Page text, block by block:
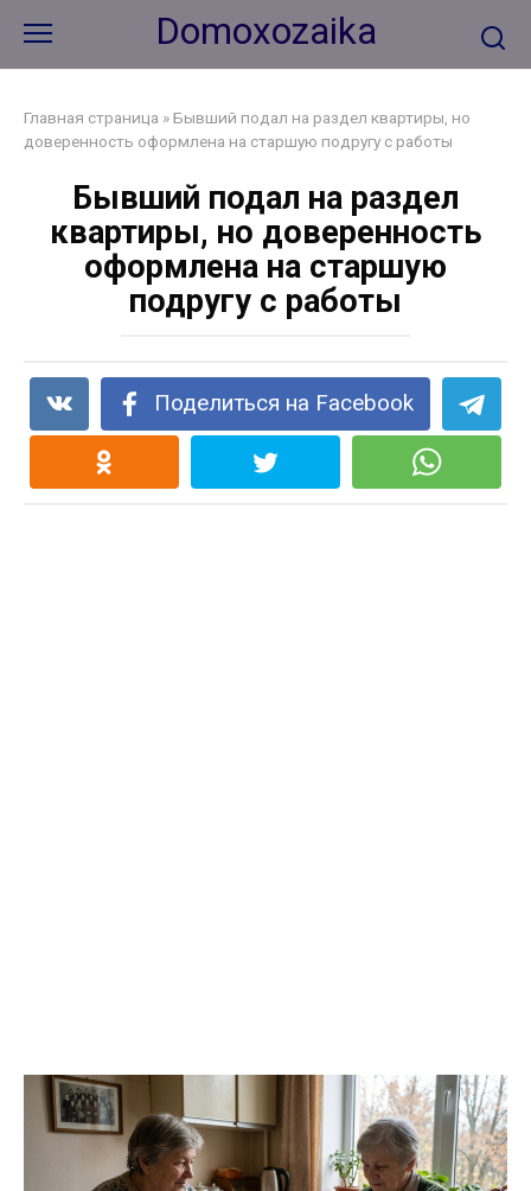
контенту
Domoxozaika
Главная страница »Бывший подал на раздел квартиры, но
доверенность оформлена на старшую подругу с работы
Бывший подал на раздел
квартиры, но доверенность
оформлена на старшую
подругу с работы
Поделиться на Facebook